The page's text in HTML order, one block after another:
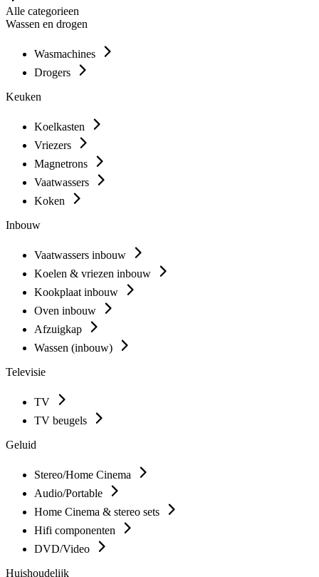
Alle categorieen
Wassen en drogen
Wasmachines
Drogers
Keuken
Koelkasten
Vriezers
Magnetrons
Vaatwassers
Koken
Inbouw
Vaatwassers inbouw
Koelen & vriezen inbouw
Kookplaat inbouw
Oven inbouw
Afzuigkap
Wassen (inbouw)
Televisie
TV
TV beugels
Geluid
Stereo/Home Cinema
Audio/Portable
Home Cinema & stereo sets
Hifi componenten
DVD/Video
Huishoudelijk